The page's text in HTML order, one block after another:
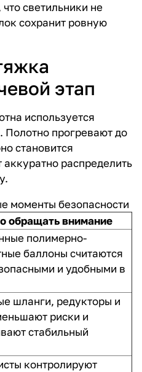
светильники не
сохранит ровную
этап
используется
Полотно прогревают до
становится
распределить
моменты безопасности
обращать внимание
полимерно-
баллоны считаются
и удобными в
шланги, редукторы и
риски и
стабильный
контролируют